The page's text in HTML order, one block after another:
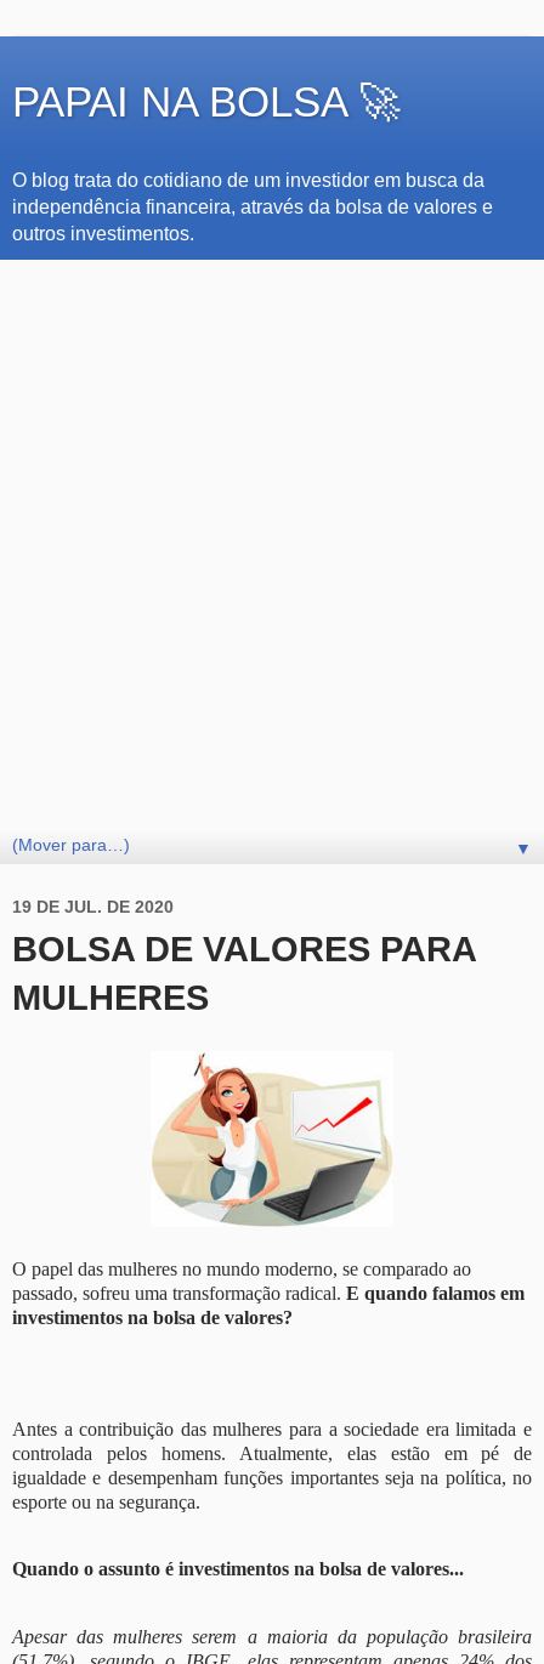
PAPAI NA BOLSA 🚀
O blog trata do cotidiano de um investidor em busca da
independência financeira, através da bolsa de valores e
outros investimentos.
▼
19 DE JUL. DE 2020
BOLSA DE VALORES PARA
MULHERES
O papel das mulheres no mundo moderno, se comparado ao
passado, sofreu uma transformação radical. E quando falamos em
investimentos na bolsa de valores?
Antes a contribuição das mulheres para a sociedade era limitada e
controlada pelos homens. Atualmente, elas estão em pé de
igualdade e desempenham funções importantes seja na política, no
esporte ou na segurança.
Quando o assunto é investimentos na bolsa de valores...
Apesar das mulheres serem a maioria da população brasileira